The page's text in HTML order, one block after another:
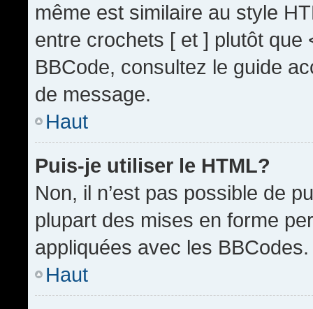
même est similaire au style
entre crochets [ et ] plutôt que
BBCode, consultez le guide
de message.
Haut
Puis-je utiliser le HTML?
Non, il n’est pas possible de
plupart des mises en forme
appliquées avec les BBCodes.
Haut